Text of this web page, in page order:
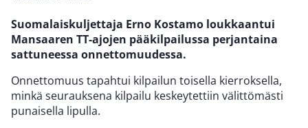
Suomalaiskuljettaja Erno Kostamo loukkaantui
Mansaaren TT-ajojen pääkilpailussa perjantaina
sattuneessa onnettomuudessa.
Onnettomuus tapahtui kilpailun toisella kierroksella,
minkä seurauksena kilpailu keskeytettiin välittömästi
punaisella lipulla.